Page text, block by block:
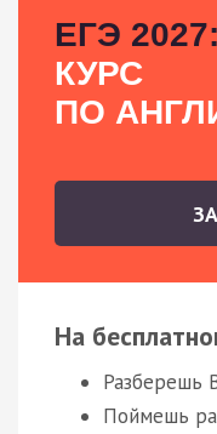
ЕГЭ 2027:
КУРС
ПО
На
Разберешь
Поймешь